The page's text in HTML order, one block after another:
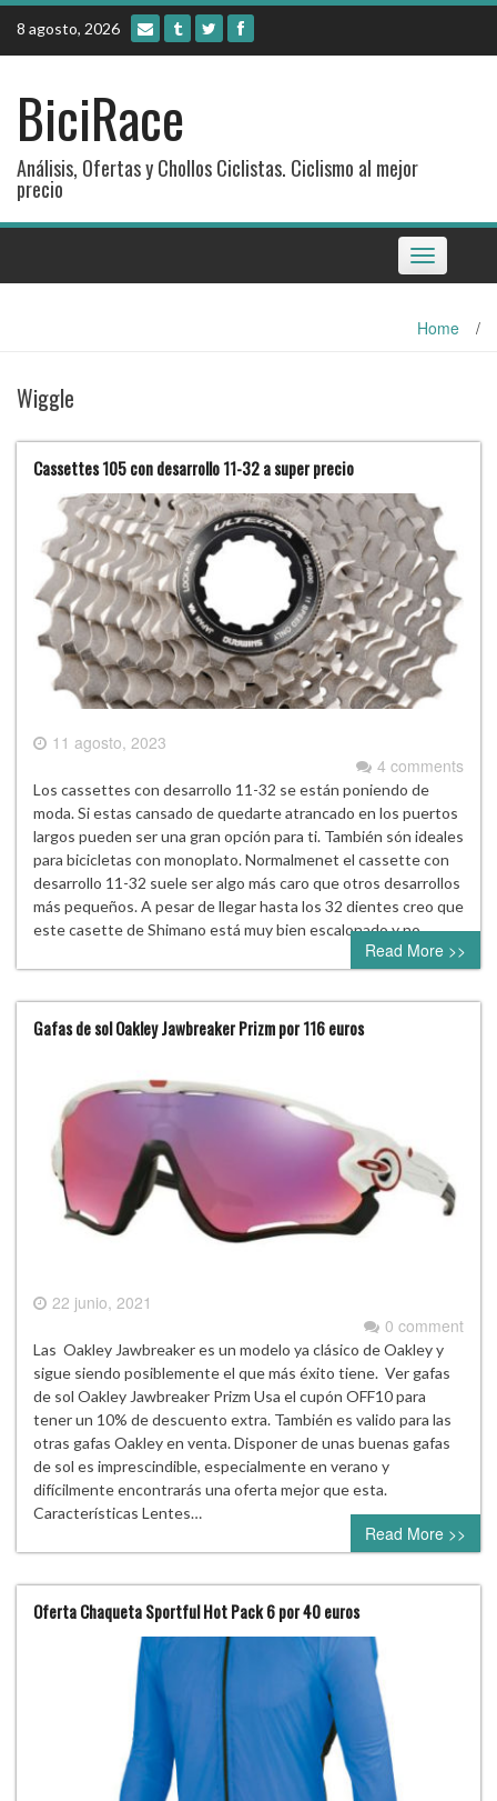
Skip
content
8 agosto, 2026
BiciRace
Análisis, Ofertas y Chollos Ciclistas. Ciclismo al mejor
precio
Toggle
navigation
Home /
Wiggle
Cassettes 105 con desarrollo 11-32 a super precio
11 agosto, 2023
4 comments
Los cassettes con desarrollo 11-32 se están poniendo de
moda. Si estas cansado de quedarte atrancado en los puertos
largos pueden ser una gran opción para ti. También són ideales
para bicicletas con monoplato. Normalmenet el cassette con
desarrollo 11-32 suele ser algo más caro que otros desarrollos
más pequeños. A pesar de llegar hasta los 32 dientes creo que
este casette de Shimano está muy bien escalonado y no…
Read More >>
Gafas de sol Oakley Jawbreaker Prizm por 116 euros
22 junio, 2021
0 comment
Las Oakley Jawbreaker es un modelo ya clásico de Oakley y
sigue siendo posiblemente el que más éxito tiene. Ver gafas
de sol Oakley Jawbreaker Prizm Usa el cupón OFF10 para
tener un 10% de descuento extra. También es valido para las
otras gafas Oakley en venta. Disponer de unas buenas gafas
de sol es imprescindible, especialmente en verano y
difícilmente encontrarás una oferta mejor que esta.
Características Lentes…
Read More >>
Oferta Chaqueta Sportful Hot Pack 6 por 40 euros